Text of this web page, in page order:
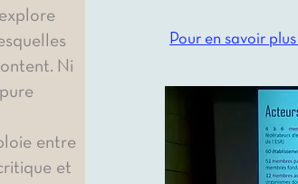
Ni
entre
et
Pour en savoir plus